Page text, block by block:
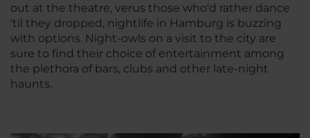
out at the theatre, verus those who'd rather dance
'til they dropped, nightlife in Hamburg is buzzing
with options. Night-owls on a visit to the city are
sure to find their choice of entertainment among
the plethora of bars, clubs and other late-night
haunts.